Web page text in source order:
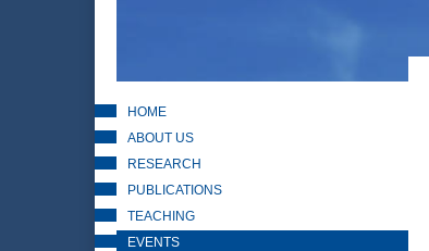
HOME
ABOUT US
RESEARCH
PUBLICATIONS
TEACHING
EVENTS